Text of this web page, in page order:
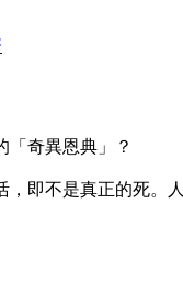
「奇異恩典」？
即不是真正的死。